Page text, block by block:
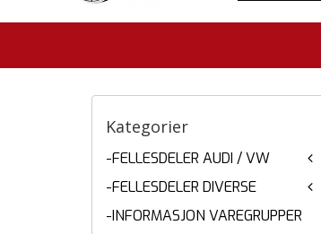
Kategorier
-FELLESDELER AUDI / VW
-FELLESDELER DIVERSE
-INFORMASJON VAREGRUPPER